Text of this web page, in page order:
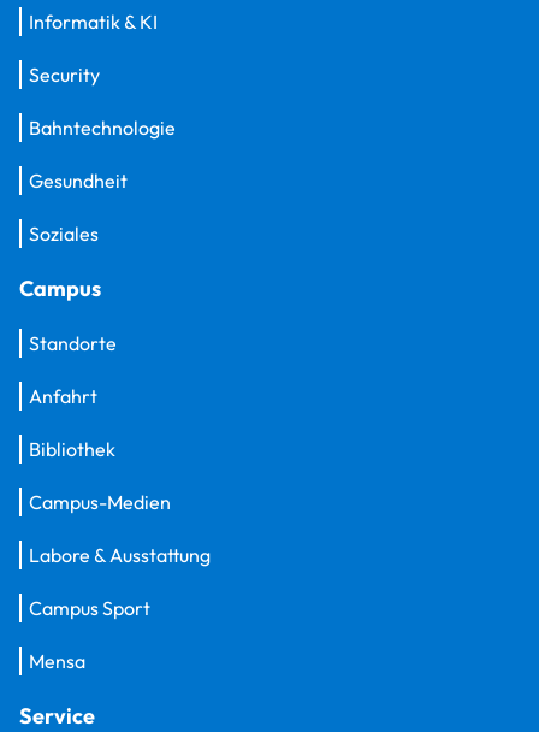
Informatik & KI
Security
Bahntechnologie
Gesundheit
Soziales
Campus
Standorte
Anfahrt
Bibliothek
Campus-Medien
Labore & Ausstattung
Campus Sport
Mensa
Service